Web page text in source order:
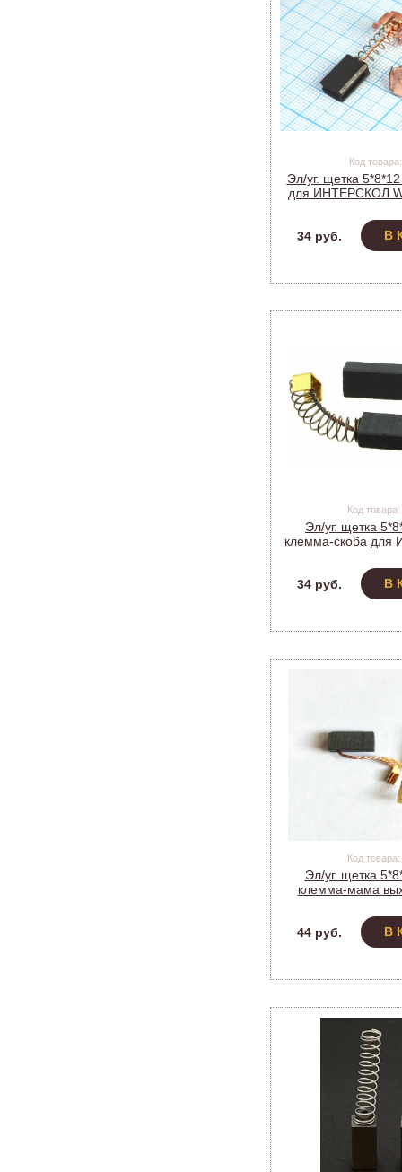
Код
Эл/уг. щетка
для ИНТЕРСКОЛ
34 руб.
В
Код
Эл/уг. щетка
клемма-скоба для
34 руб.
В
Код
Эл/уг. щетка
клемма-мама
44 руб.
В